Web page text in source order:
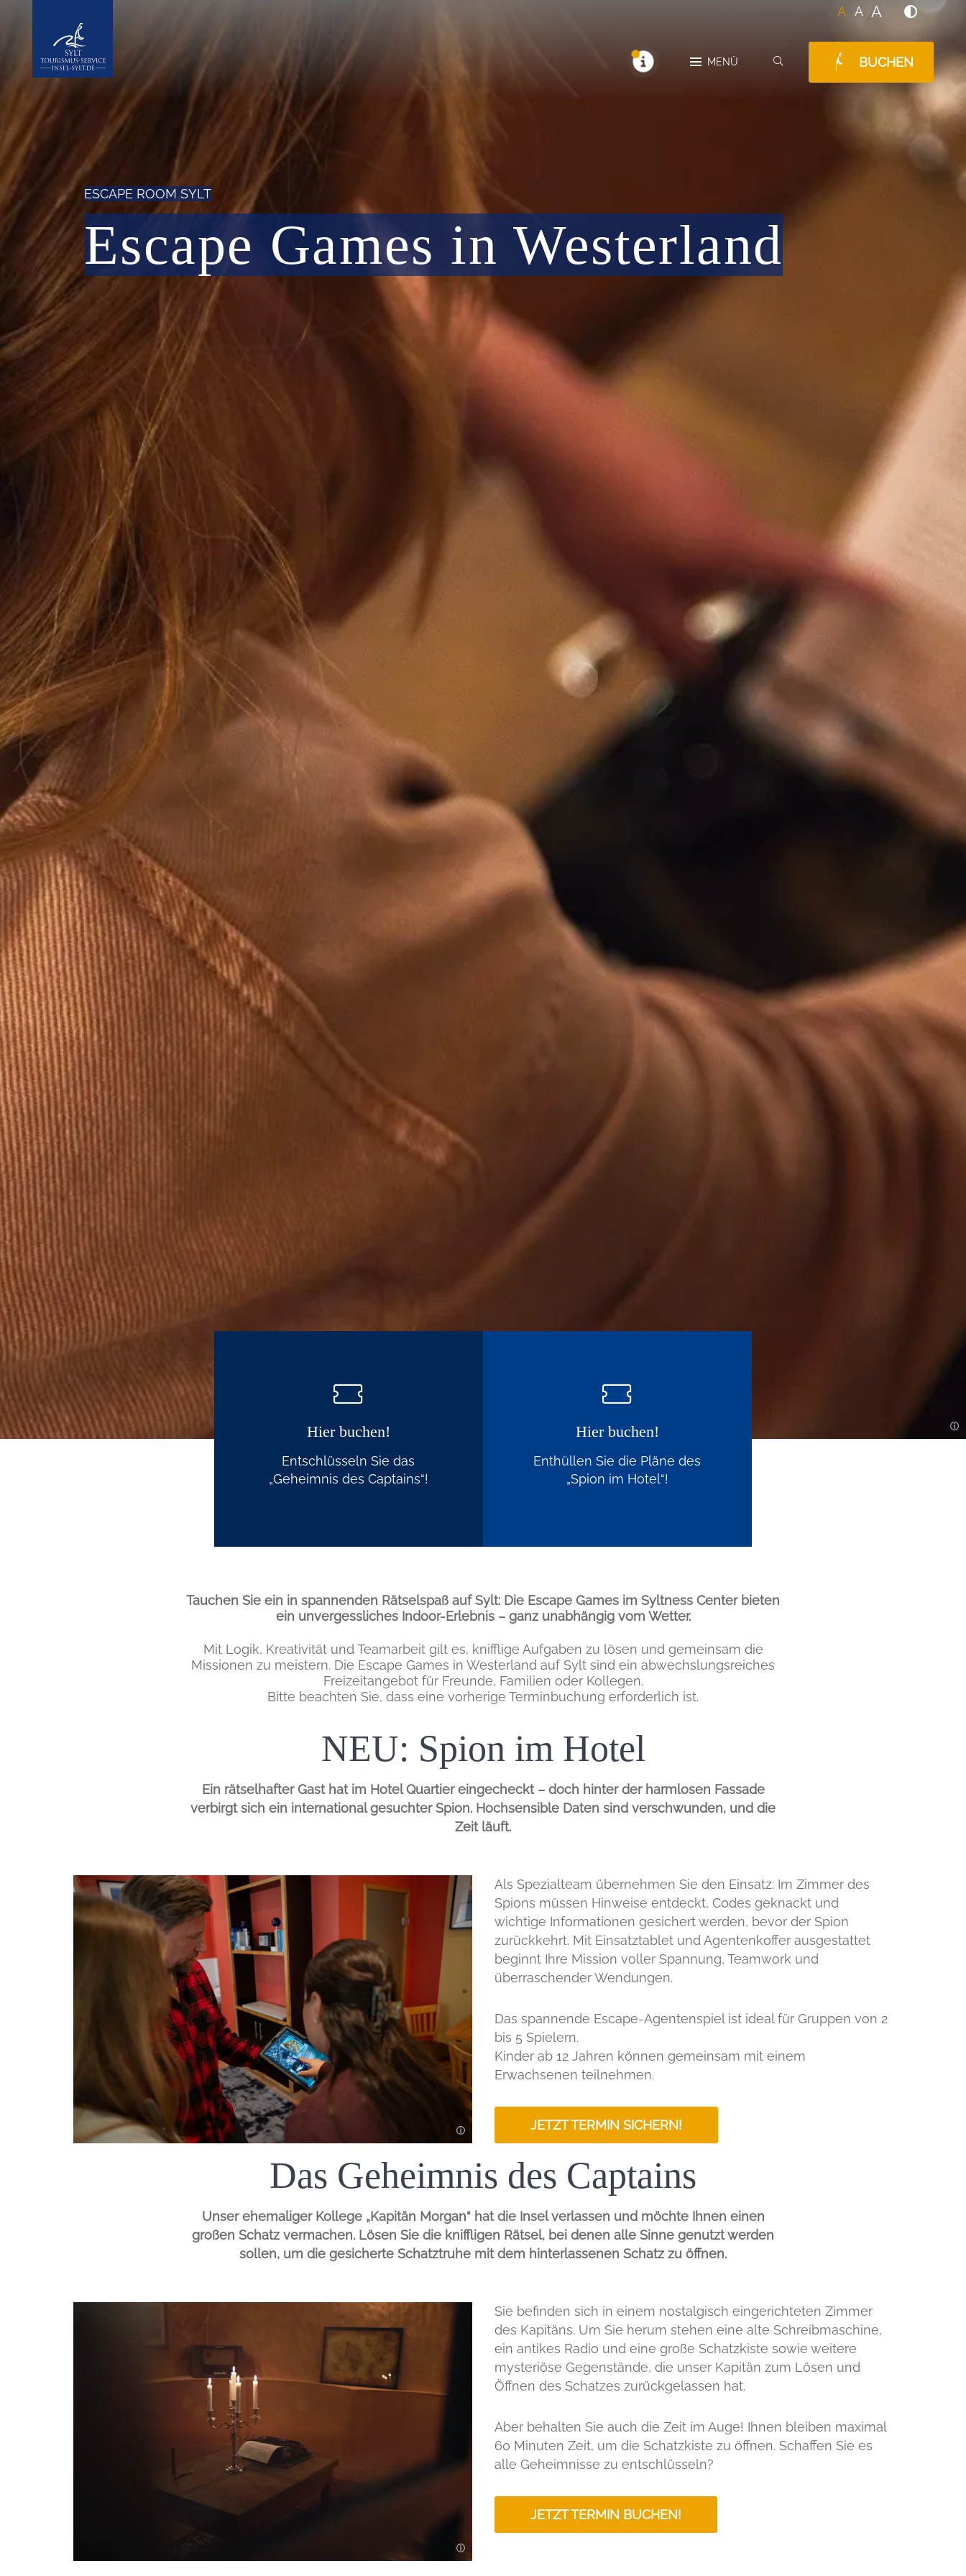
A A A
Insel Sylt
MELDUNGEN
MENÜ BUCHEN
ESCAPE ROOM SYLT
Escape Games in Westerland
Hier buchen!
Entschlüsseln Sie das
„Geheimnis des Captains“!
Hier buchen!
Enthüllen Sie die Pläne des
„Spion im Hotel“!
Einleitung
Tauchen Sie ein in spannenden Rätselspaß auf Sylt: Die Escape Games im Syltness Centerbieten
ein unvergessliches Indoor-Erlebnis – ganz unabhängig vom Wetter.
InhaltMit Logik, Kreativität und Teamarbeit gilt es, knifflige Aufgaben zu lösen und gemeinsam die
Missionen zu meistern. Die Escape Games in Westerland auf Sylt sind ein abwechslungsreiches
Freizeitangebot für Freunde, Familien oder Kollegen.
Bitte beachten Sie, dass eine vorherige Terminbuchung erforderlich ist.
Einleitung
NEU: Spion im Hotel
Ein rätselhafter Gast hat im Hotel Quartier eingecheckt – doch hinter der harmlosen Fassade
verbirgt sich ein international gesuchter Spion. Hochsensible Daten sind verschwunden, und die
Zeit läuft.
Als Spezialteam übernehmen Sie den Einsatz: Im Zimmer des
Spions müssen Hinweise entdeckt, Codes geknackt und
wichtige Informationen gesichert werden, bevor der Spion
zurückkehrt. Mit Einsatztablet und Agentenkoffer ausgestattet
beginnt Ihre Mission voller Spannung, Teamwork und
überraschender Wendungen.
Das spannende Escape-Agentenspiel ist ideal für Gruppen von 2
bis 5 Spielern.
Kinder ab 12 Jahren können gemeinsam mit einem
Erwachsenen teilnehmen.
JETZT TERMIN SICHERN!
Einleitung
Das Geheimnis des Captains
Unser ehemaliger Kollege „Kapitän Morgan“ hat die Insel verlassen und möchte Ihnen einen
großen Schatz vermachen. Lösen Sie die kniffligen Rätsel, bei denen alle Sinne genutzt werden
sollen, um die gesicherte Schatztruhe mit dem hinterlassenen Schatz zu öffnen.
Sie befinden sich in einem nostalgisch eingerichteten Zimmer
des Kapitäns. Um Sie herum stehen eine alte Schreibmaschine,
ein antikes Radio und eine große Schatzkiste sowie weitere
mysteriöse Gegenstände, die unser Kapitän zum Lösen und
Öffnen des Schatzes zurückgelassen hat.
Aber behalten Sie auch die Zeit im Auge! Ihnen bleiben maximal
60 Minuten Zeit, um die Schatzkiste zu öffnen. Schaffen Sie es
alle Geheimnisse zu entschlüsseln?
JETZT TERMIN BUCHEN!